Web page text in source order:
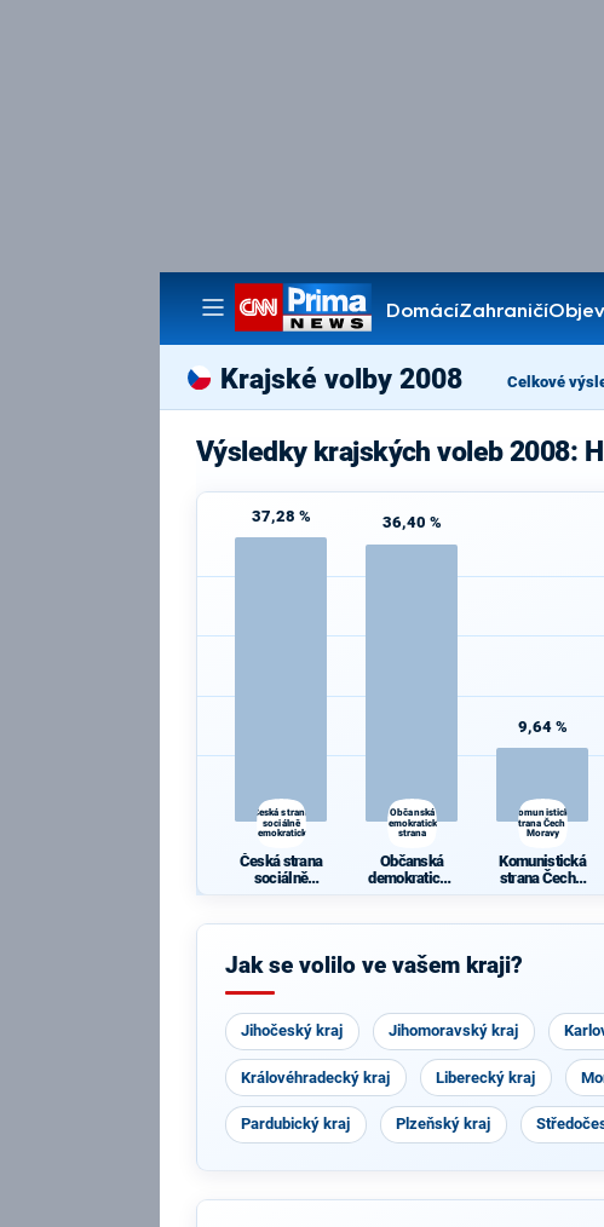
DomácíZahraničí
Pořady
Krajské volby 2008 Celkové
Výsledky krajských voleb 2008:
37,28 %
Česká strana
sociálně
demokratická
Česká strana
sociálně
36,40 %
Občanská
demokratická
strana
Občanská
demokratická
9,64 %
Komunistická
strana Čech a
Moravy
Komunistická
strana Čech a
Jak se volilo ve vašem kraji?
Jihočeský kraj Jihomoravský kraj
Královéhradecký kraj Liberecký kraj
Pardubický kraj Plzeňský kraj